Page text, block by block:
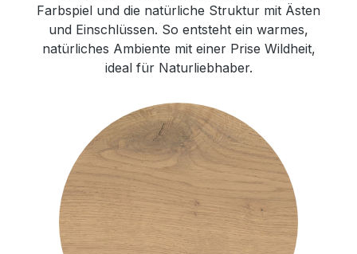
Farbspiel und die natürliche Struktur mit Ästen
und Einschlüssen. So entsteht ein warmes,
natürliches Ambiente mit einer Prise Wildheit,
ideal für Naturliebhaber.